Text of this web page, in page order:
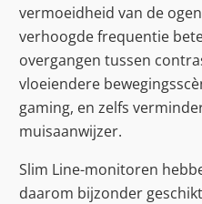
vermoeidheid van de
verhoogde frequentie
overgangen tussen
vloeiendere
gaming, en zelfs
muisaanwijzer.
Slim Line-monitoren
daarom bijzonder